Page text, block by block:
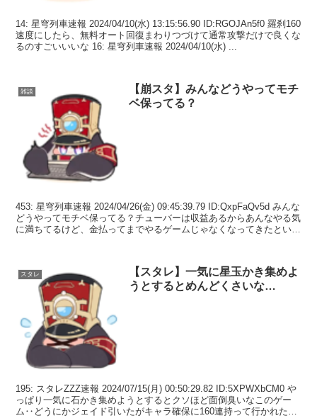
14: 星穹列車速報 2024/04/10(水) 13:15:56.90 ID:RGOJAn5f0 羅刹160
速度にしたら、無料オート回復まわりつづけて通常攻撃だけで良くな
るのすごいいいな 16: 星穹列車速報 2024/04/10(水) ...
雑談
【崩スタ】みんなどうやってモチ
ベ保ってる？
453: 星穹列車速報 2024/04/26(金) 09:45:39.79 ID:QxpFaQv5d みんな
どうやってモチベ保ってる？チューバーは収益あるからあんなやる気
に満ちてるけど、金払ってまでやるゲームじゃなくなってきたという
スタレ
【スタレ】一気に星玉かき集めよ
うとするとめんどくさいな…
195: スタレZZZ速報 2024/07/15(月) 00:50:29.82 ID:5XPWXbCM0 や
っぱり一気に石かき集めようとするとクソほど面倒臭いなこのゲー
ム‥どうにかジェイド引いたがキャラ確保に160連持って行かれた途